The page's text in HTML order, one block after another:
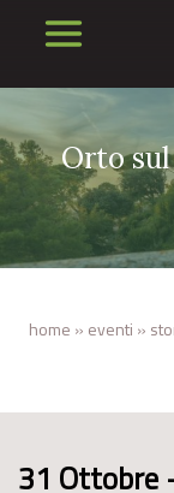
Orto sul
home » eventi »
31 Ottobre